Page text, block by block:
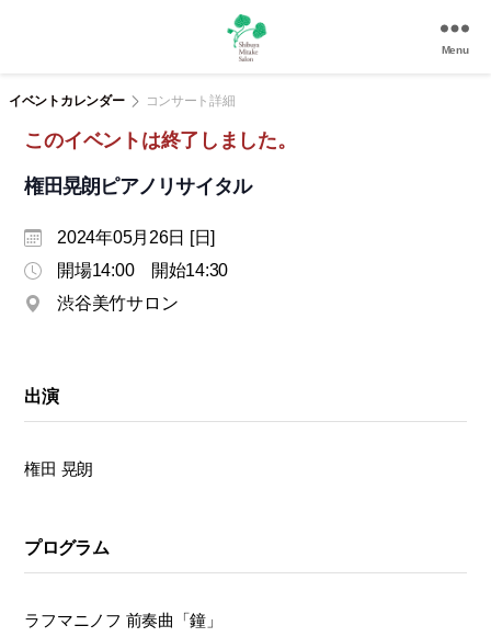
竹
ロ
な
Menu
イベントカレンダー コンサート詳細
このイベントは終了しました。
権田晃朗ピアノリサイタル
2024年05月26日 [日]
開場14:00 開始14:30
渋谷美竹サロン
出演
権田 晃朗
プログラム
ラフマニノフ 前奏曲「鐘」